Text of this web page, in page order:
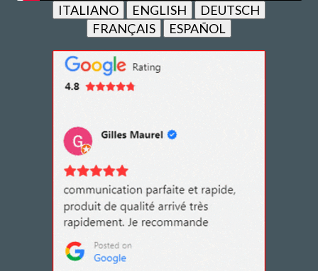
ITALIANO ENGLISH
DEUTSCH
FRANÇAIS
ESPAÑOL